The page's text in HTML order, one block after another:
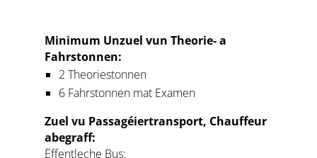
Minimum Unzuel vun Theorie- a
Fahrstonnen:
2 Theoriestonnen
6 Fahrstonnen mat Examen
Zuel vu Passagéiertransport, Chauffeur
abegraff:
Ëffentleche Bus: